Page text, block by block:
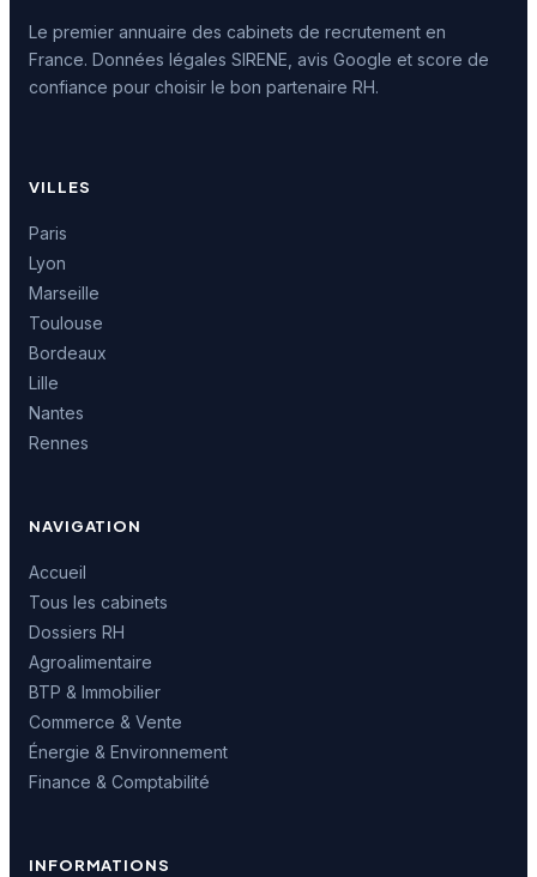
Le premier annuaire des cabinets de recrutement en
France. Données légales SIRENE, avis Google et score de
confiance pour choisir le bon partenaire RH.
VILLES
Paris
Lyon
Marseille
Toulouse
Bordeaux
Lille
Nantes
Rennes
NAVIGATION
Accueil
Tous les cabinets
Dossiers RH
Agroalimentaire
BTP & Immobilier
Commerce & Vente
Énergie & Environnement
Finance & Comptabilité
INFORMATIONS